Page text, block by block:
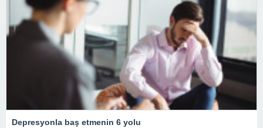
Depresyonla baş etmenin 6 yolu